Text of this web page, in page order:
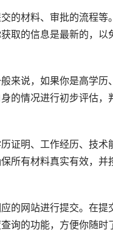
的材料、审批的流程
取的信息是最新的，以
来说，如果你是高学
的情况进行初步评估，
证明、工作经历、技
所有材料真实有效，并
的网站进行提交。在
询的功能，方便你随时